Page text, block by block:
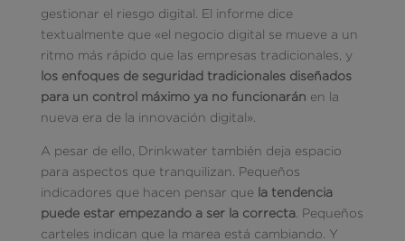
gestionar el riesgo digital. El informe dice
textualmente que «el negocio digital se mueve a un
ritmo más rápido que las empresas tradicionales, y
los enfoques de seguridad tradicionales diseñados
para un control máximo ya no funcionarán en la
nueva era de la innovación digital».
A pesar de ello, Drinkwater también deja espacio
para aspectos que tranquilizan. Pequeños
indicadores que hacen pensar que la tendencia
puede estar empezando a ser la correcta. Pequeños
carteles indican que la marea está cambiando. Y